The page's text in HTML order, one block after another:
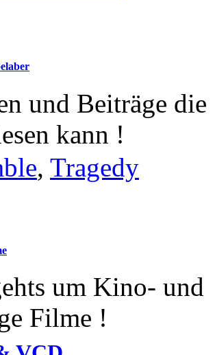
und Beiträge die
kann !
, Tragedy
um Kino- und
Filme !